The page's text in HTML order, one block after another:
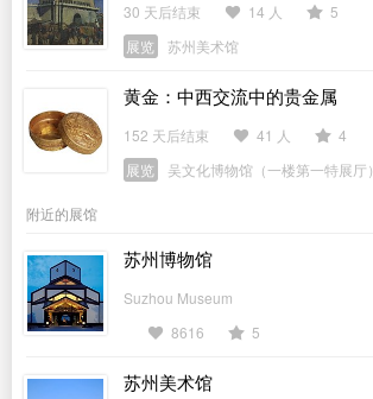
30 天后结束 14 人
5
展览
苏州美术馆
黄金：中西交流中的贵金属
152 天后结束 41 人
4
展览
吴文化博物馆（一楼第一特展厅）
附近的展馆
苏州博物馆
Suzhou Museum
8616
5
苏州美术馆